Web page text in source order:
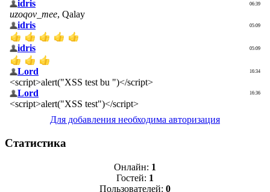
Для добавления необходима авторизация
Статистика
Онлайн: 1
Гостей: 1
Пользователей: 0